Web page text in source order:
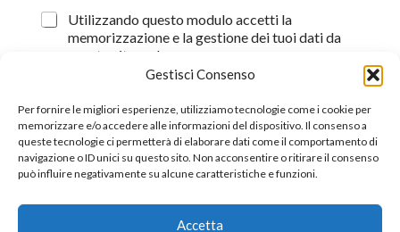
Gestisci Consenso
Per fornire le migliori esperienze, utilizziamo tecnologie come i cookie per
memorizzare e/o accedere alle informazioni del dispositivo. Il consenso a
queste tecnologie ci permetterà di elaborare dati come il comportamento di
navigazione o ID unici su questo sito. Non acconsentire o ritirare il consenso
può influire negativamente su alcune caratteristiche e funzioni.
Accetta
Utilizzando questo modulo accetti la
memorizzazione e la gestione dei tuoi dati da
questo sito web.
Proseguendo, dichiaro di aver preso visione
Invia